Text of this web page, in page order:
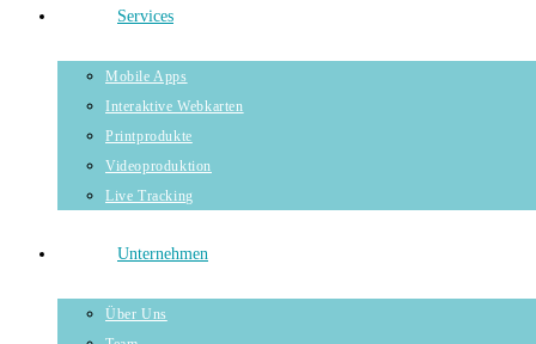
Services
Mobile Apps
Interaktive Webkarten
Printprodukte
Videoproduktion
Live Tracking
Unternehmen
Über Uns